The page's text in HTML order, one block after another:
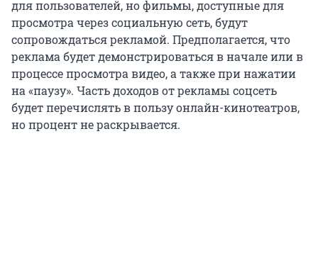
для пользователей, но фильмы, доступные для
просмотра через социальную сеть, будут
сопровождаться рекламой. Предполагается, что
реклама будет демонстрироваться в начале или в
процессе просмотра видео, а также при нажатии
на «паузу». Часть доходов от рекламы соцсеть
будет перечислять в пользу онлайн-кинотеатров,
но процент не раскрывается.